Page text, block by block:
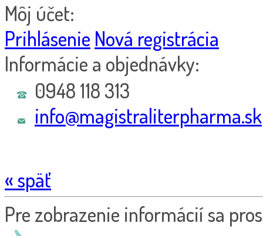
Môj účet:
Prihlásenie Nová registrácia
Informácie a objednávky:
0948 118 313
info@magistraliterpharma.sk
« späť
Pre zobrazenie informácií sa